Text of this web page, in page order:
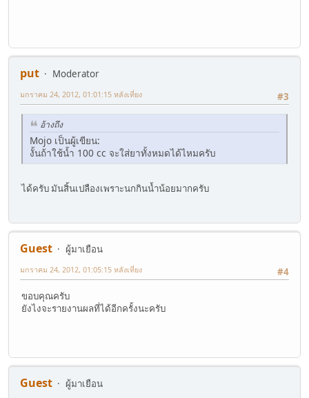
put
Moderator
#3
มกราคม 24, 2012, 01:01:15 หลังเที่ยง
อ้างถึง
Mojo เป็นผู้เขียน:
งั้นถ้าใช้น้ำ 100 cc จะใส่ยาทั้งหมดได้ไหมครับ
ได้ครับ มันสิ้นเปลืองเพราะนกกินน้ำน้อยมากครับ
Guest
ผู้มาเยือน
#4
มกราคม 24, 2012, 01:05:15 หลังเที่ยง
ขอบคุณครับ
ยังไงจะรายงานผลที่ได้อีกครั้งนะครับ
Guest
ผู้มาเยือน